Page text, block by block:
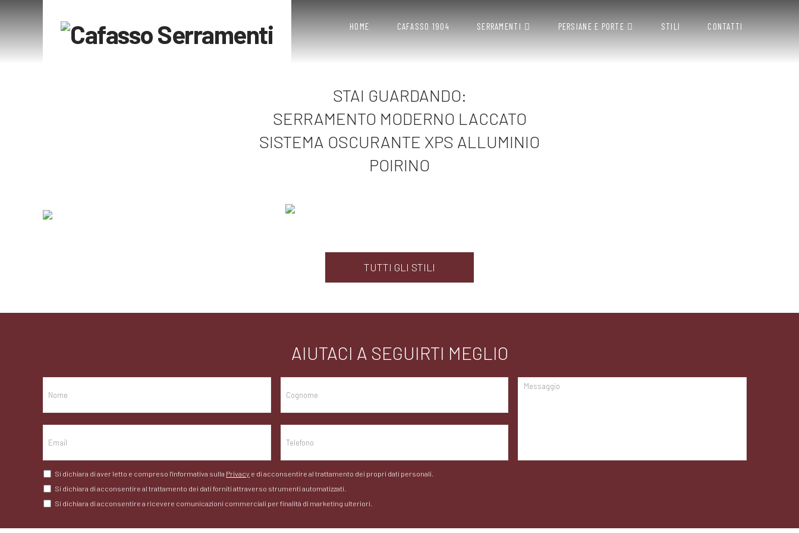
HOME CAFASSO 1904 SERRAMENTI PERSIANE E PORTE STILI CONTATTI
STAI GUARDANDO:
SERRAMENTO MODERNO LACCATO
SISTEMA OSCURANTE XPS ALLUMINIO
POIRINO
TUTTI GLI STILI
AIUTACI A SEGUIRTI MEGLIO
Si dichiara di aver letto e compreso l'informativa sulla Privacy e di acconsentire al trattamento dei propri dati personali.
Si dichiara di acconsentire al trattamento dei dati forniti attraverso strumenti automatizzati.
Si dichiara di acconsentire a ricevere comunicazioni commerciali per finalità di marketing ulteriori.